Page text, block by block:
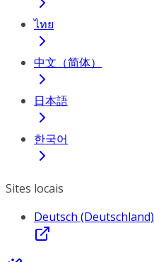
ไทย
中文（简体）
日本語
한국어
Sites locais
Deutsch (Deutschland)